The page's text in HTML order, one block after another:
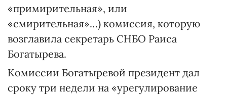
«примирительная», или
«смирительная»…) комиссия, которую
возглавила секретарь СНБО Раиса
Богатырева.
Комиссии Богатыревой президент дал
сроку три недели на «урегулирование